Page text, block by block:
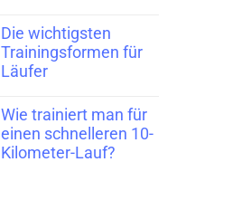
Die wichtigsten
Trainingsformen für
Läufer
Wie trainiert man für
einen schnelleren 10-
Kilometer-Lauf?